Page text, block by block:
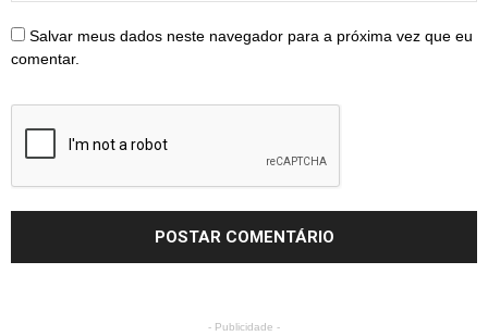
Salvar meus dados neste navegador para a próxima vez que eu
comentar.
- Publicidade -